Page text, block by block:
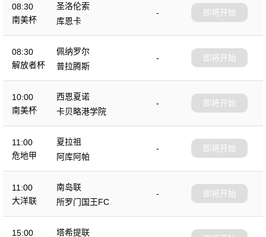
08:30
南美杯
圣洛伦索
-
库恩卡
即将开始
08:30
解放者杯
佩纳罗尔
-
普拉腾斯
即将开始
10:00
南美杯
西恩夏诺
-
卡贝略港学院
即将开始
11:00
危地甲
夏拉祖
-
阿库阿帕
即将开始
11:00
大洋联
南岛联
-
所罗门国王FC
即将开始
15:00 塔希提联